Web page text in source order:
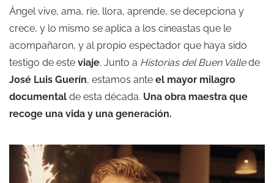
Ángel vive, ama, ríe, llora, aprende, se decepciona y
crece, y lo mismo se aplica a los cineastas que le
acompañaron, y al propio espectador que haya sido
testigo de este viaje. Junto a Historias del Buen Vallede
José Luis Guerín, estamos ante el mayor milagro
documental de esta década. Una obra maestra que
recoge una vida y una generación.